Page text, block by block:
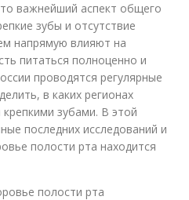
важнейший аспект общего
зубы и отсутствие
напрямую влияют на
питаться полноценно и
проводятся регулярные
в каких регионах
зубами. В этой
последних исследований и
полости рта находится
полости рта